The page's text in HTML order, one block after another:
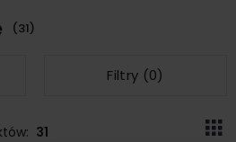
(31)
Filtry (0)
31